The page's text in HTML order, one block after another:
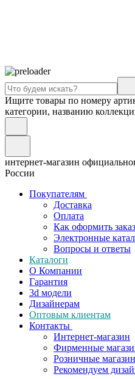
Ищите товары по номеру
категории, названию
интернет-магазин
России
Покупателям
Доставка
Оплата
Как оформить заказ
Электронные
Вопросы и ответы
Каталоги
О Компании
Гарантия
3d модели
Дизайнерам
Оптовым клиентам
Контакты
Интернет-магазин
Фирменные
Розничные
Рекомендуем